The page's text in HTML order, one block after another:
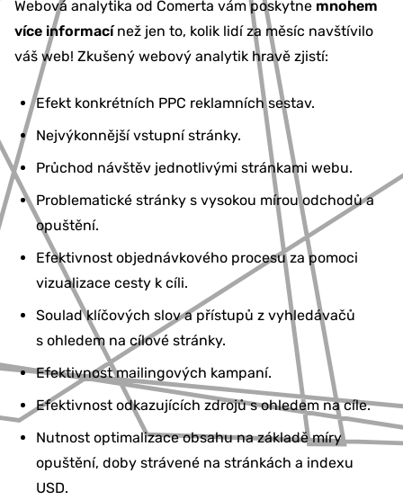
Webová analytika od Comerta vám poskytne mnohem
více informacínež jen to, kolik lidí za měsíc navštívilo
váš web! Zkušený webový analytik hravě zjistí:
Efekt konkrétních PPC reklamních sestav.
Nejvýkonnější vstupní stránky.
Průchod návštěv jednotlivými stránkami webu.
Problematické stránky s vysokou mírou odchodů a
opuštění.
Efektivnost objednávkového procesu za pomoci
vizualizace cesty k cíli.
Soulad klíčových slov a přístupů z vyhledávačů
s ohledem na cílové stránky.
Efektivnost mailingových kampaní.
Efektivnost odkazujících zdrojů s ohledem na cíle.
Nutnost optimalizace obsahu na základě míry
opuštění, doby strávené na stránkách a indexu
USD.